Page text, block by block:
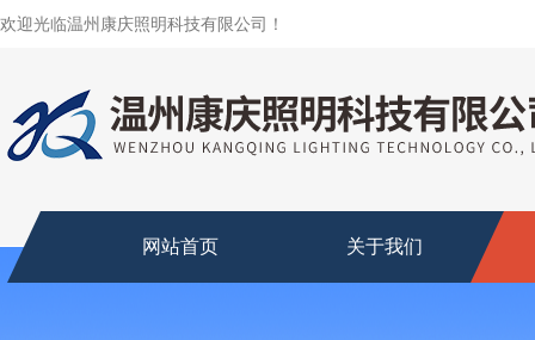
欢迎光临温州康庆照明科技有限公司！
网站首页 关于我们